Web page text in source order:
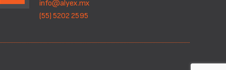
info@alyex.mx
(55) 5202 2595